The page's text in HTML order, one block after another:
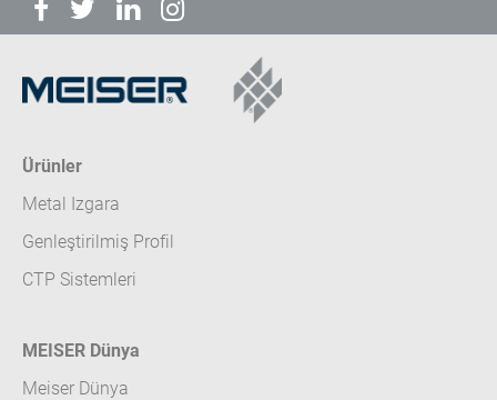
Ürünler
Metal Izgara
Genleştirilmiş Profil
CTP Sistemleri
MEISER Dünya
Meiser Dünya